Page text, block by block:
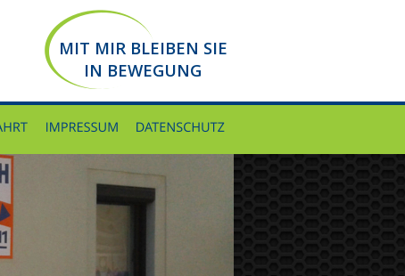
MIT MIR BLEIBEN SIE
IN BEWEGUNG